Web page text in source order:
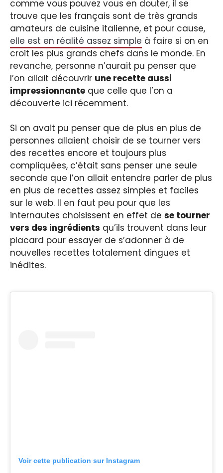
comme vous pouvez vous en douter, il se
trouve que les français sont de très grands
amateurs de cuisine italienne, et pour cause,
elle est en réalité assez simple à faire si on en
croit les plus grands chefs dans le monde. En
revanche, personne n’aurait pu penser que
l’on allait découvrir une recette aussi
impressionnante que celle que l’on a
découverte ici récemment.
Si on avait pu penser que de plus en plus de
personnes allaient choisir de se tourner vers
des recettes encore et toujours plus
compliquées, c’était sans penser une seule
seconde que l’on allait entendre parler de plus
en plus de recettes assez simples et faciles
sur le web. Il en faut peu pour que les
internautes choisissent en effet de se tourner
vers des ingrédients qu’ils trouvent dans leur
placard pour essayer de s’adonner à de
nouvelles recettes totalement dingues et
inédites.
Voir cette publication sur Instagram